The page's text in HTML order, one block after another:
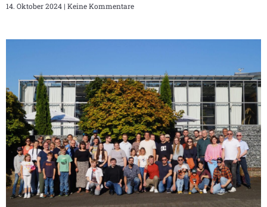
14. Oktober 2024 Keine Kommentare